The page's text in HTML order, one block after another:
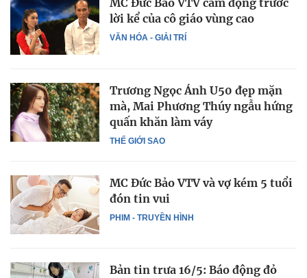
VĂN HÓA - GIẢI TRÍ
MC Đức Bảo VTV cảm động trước
lời kể của cô giáo vùng cao
THẾ GIỚI SAO
Trương Ngọc Ánh U50 đẹp mặn
mà, Mai Phương Thúy ngẫu hứng
quấn khăn làm váy
PHIM - TRUYỀN HÌNH
MC Đức Bảo VTV và vợ kém 5 tuổi
đón tin vui
Bản tin trưa 16/5: Báo động đỏ